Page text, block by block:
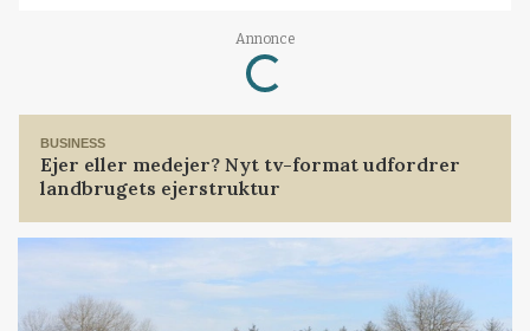
Annonce
Loading...
BUSINESS
Ejer eller medejer? Nyt tv-format udfordrer
landbrugets ejerstruktur